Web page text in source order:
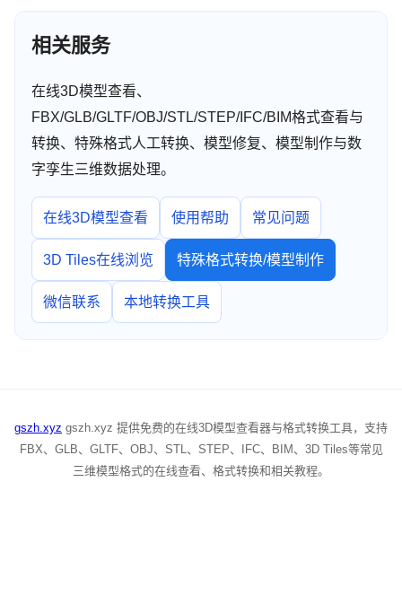
相关服务
在线3D模型查看、
FBX/GLB/GLTF/OBJ/STL/STEP/IFC/BIM格式查看与
转换、特殊格式人工转换、模型修复、模型制作与数
字孪生三维数据处理。
在线3D模型查看 使用帮助 常见问题
3D Tiles在线浏览 特殊格式转换/模型制作
微信联系 本地转换工具
gszh.xyz gszh.xyz 提供免费的在线3D模型查看器与格式转换工具，支持
FBX、GLB、GLTF、OBJ、STL、STEP、IFC、BIM、3D Tiles等常见
三维模型格式的在线查看、格式转换和相关教程。